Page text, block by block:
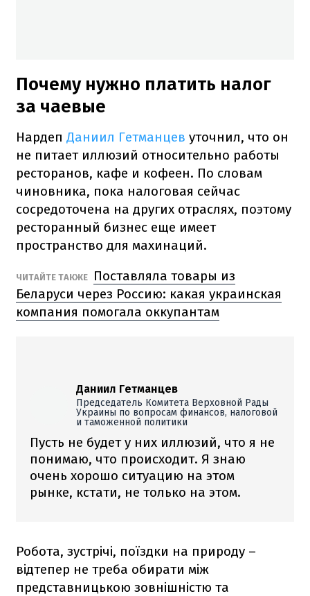
Почему нужно платить налог
за чаевые
Нардеп Даниил Гетманцев уточнил, что он
не питает иллюзий относительно работы
ресторанов, кафе и кофеен. По словам
чиновника, пока налоговая сейчас
сосредоточена на других отраслях, поэтому
ресторанный бизнес еще имеет
пространство для махинаций.
ЧИТАЙТЕ ТАКЖЕ
Поставляла товары из
Беларуси через Россию: какая украинская
компания помогала оккупантам
Даниил Гетманцев
Председатель Комитета Верховной Рады
Украины по вопросам финансов, налоговой
и таможенной политики
Пусть не будет у них иллюзий, что я не
понимаю, что происходит. Я знаю
очень хорошо ситуацию на этом
рынке, кстати, не только на этом.
Робота, зустрічі, поїздки на природу –
відтепер не треба обирати між
представницькою зовнішністю та